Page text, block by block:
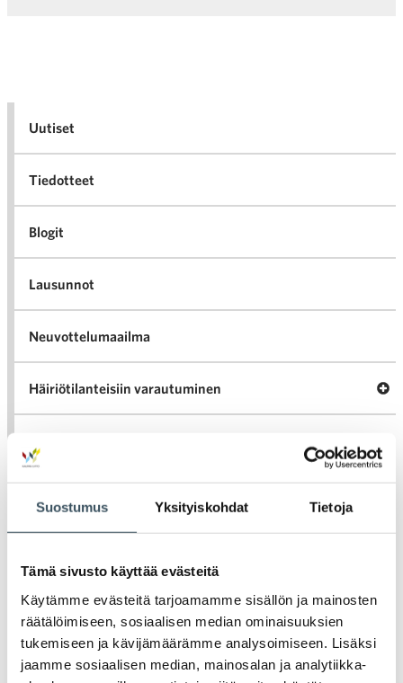
Suostumus Yksityiskohdat Tietoja
Tämä sivusto käyttää evästeitä
Käytämme evästeitä tarjoamamme sisällön ja mainosten
räätälöimiseen, sosiaalisen median ominaisuuksien
tukemiseen ja kävijämäärämme analysoimiseen. Lisäksi
jaamme sosiaalisen median, mainosalan ja analytiikka-
Uutiset
Tiedotteet
Blogit
Lausunnot
Neuvottelumaailma
Häiriötilanteisiin varautuminen
Julkaisut
Medialle